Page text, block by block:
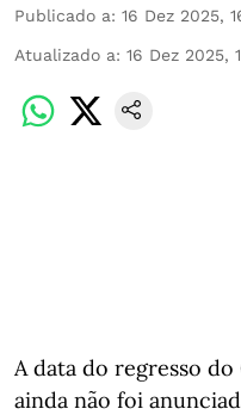
Publicado a: 16 Dez 2025,
Atualizado a: 16 Dez 2025,
A data do regresso
ainda não foi